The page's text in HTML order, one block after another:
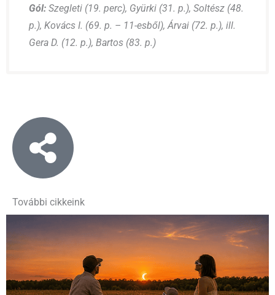
Gól: Szegleti (19. perc), Gyürki (31. p.), Soltész (48.
p.), Kovács I. (69. p. – 11-esből), Árvai (72. p.), ill.
Gera D. (12. p.), Bartos (83. p.)
További cikkeink